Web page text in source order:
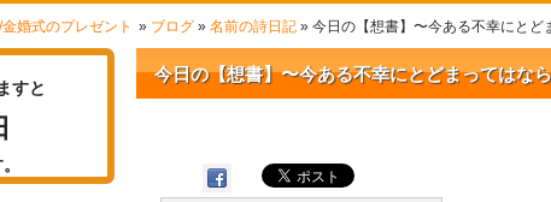
婚式のプレゼント » ブログ » 名前の詩日記 » 今日の【想書】〜今ある不幸にとど
今日の【想書】〜今ある不幸にとどまってはな
すと